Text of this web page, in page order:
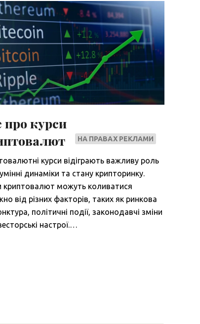
про курси
НА ПРАВАХ РЕКЛАМИ
курси відіграють важливу роль
динаміки та стану крипторинку.
криптовалют можуть коливатися
від різних факторів, таких як ринкова
політичні події, законодавчі зміни
настрої.…